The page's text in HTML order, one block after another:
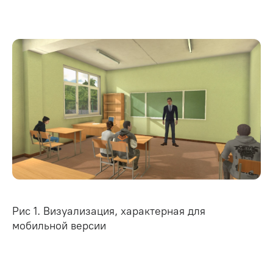
Рис 1. Визуализация, характерная для
мобильной версии